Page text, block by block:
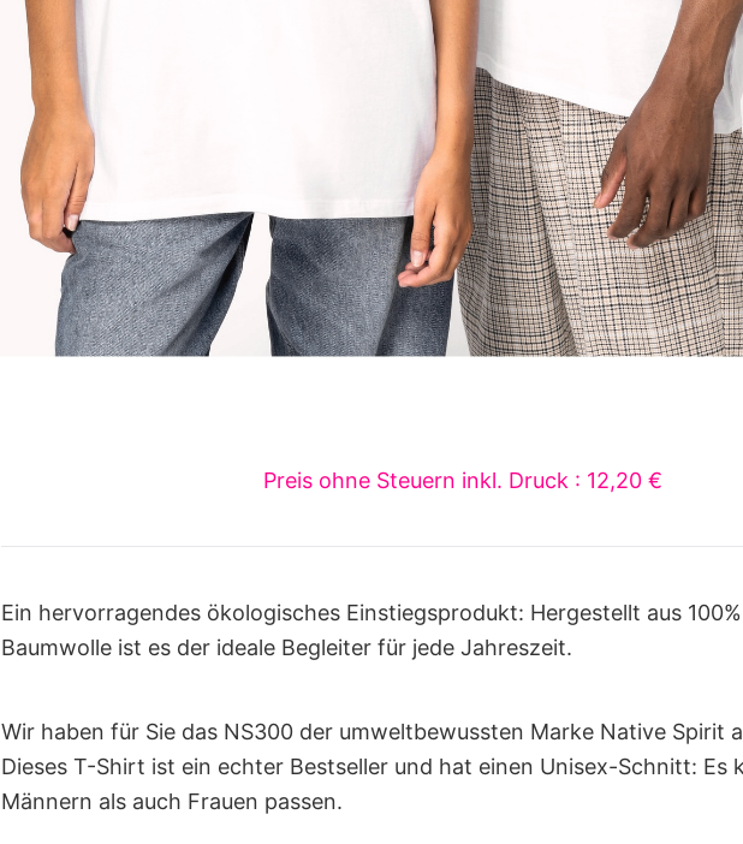
Preis ohne Steuern inkl. Druck : 12,20 €
Ein hervorragendes ökologisches Einstiegsprodukt: Hergestellt aus
Baumwolle ist es der ideale Begleiter für jede Jahreszeit.
Wir haben für Sie das NS300 der umweltbewussten Marke Native Spirit
Dieses T-Shirt ist ein echter Bestseller und hat einen Unisex-Schnitt: Es
Männern als auch Frauen passen.